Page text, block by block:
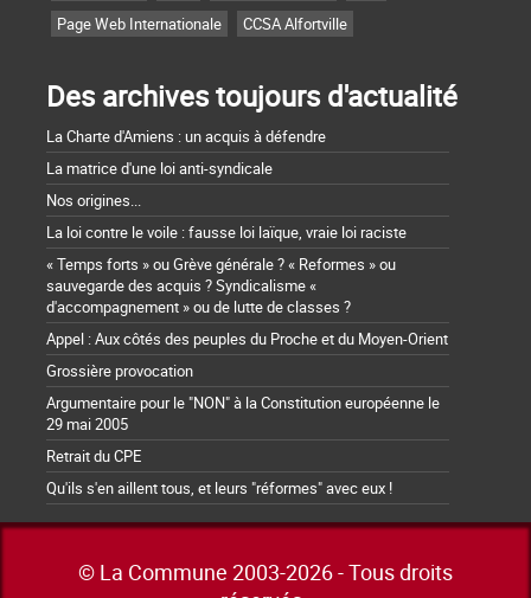
Page Web Internationale
CCSA Alfortville
Des archives toujours d'actualité
La Charte d'Amiens : un acquis à défendre
La matrice d'une loi anti-syndicale
Nos origines...
La loi contre le voile : fausse loi laïque, vraie loi raciste
« Temps forts » ou Grève générale ? « Reformes » ou
sauvegarde des acquis ? Syndicalisme «
d'accompagnement » ou de lutte de classes ?
Appel : Aux côtés des peuples du Proche et du Moyen-Orient
Grossière provocation
Argumentaire pour le "NON" à la Constitution européenne le
29 mai 2005
Retrait du CPE
Qu'ils s'en aillent tous, et leurs "réformes" avec eux !
© La Commune 2003-2026 - Tous droits